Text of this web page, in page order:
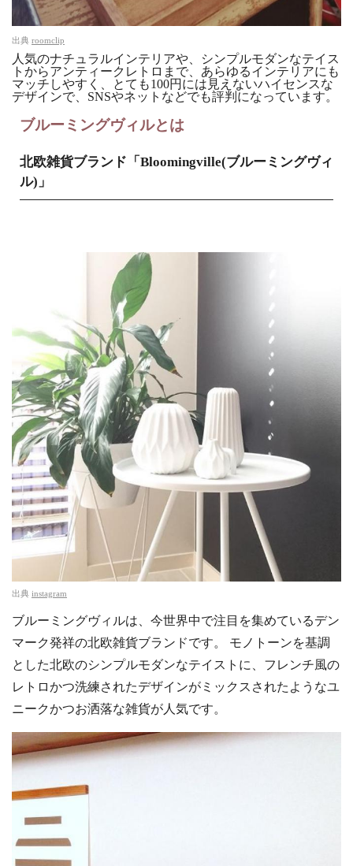
出典 roomclip
人気のナチュラルインテリアや、シンプルモダンなテイス
トからアンティークレトロまで、あらゆるインテリアにも
マッチしやすく、とても100円には見えないハイセンスな
デザインで、SNSやネットなどでも評判になっています。
ブルーミングヴィルとは
北欧雑貨ブランド「Bloomingville(ブルーミングヴィ
ル)」
出典 instagram
ブルーミングヴィルは、今世界中で注目を集めているデン
マーク発祥の北欧雑貨ブランドです。 モノトーンを基調
とした北欧のシンプルモダンなテイストに、フレンチ風の
レトロかつ洗練されたデザインがミックスされたようなユ
ニークかつお洒落な雑貨が人気です。